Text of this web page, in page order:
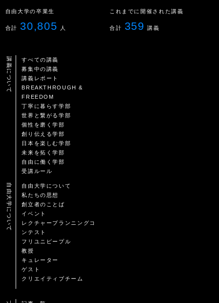
自由大学の卒業生
合計 30,805 人
これまでに開催された講義
合計 359 講義
講義について
すべての講義
募集中の講義
講義レポート
BREAKTHROUGH &
FREEDOM
丁寧に暮らす学部
世界と繋がる学部
個性を磨く学部
創り伝える学部
日本を楽しむ学部
未来を拓く学部
自由に働く学部
受講ルール
自由大学について
自由大学について
私たちの思想
創立者のことば
イベント
レクチャープランニングコ
ンテスト
フリユニピープル
教授
キュレーター
ゲスト
クリエイティブチーム